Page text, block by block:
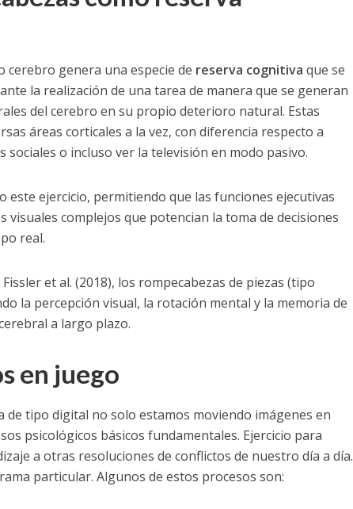
genera una especie de reserva cognitiva que se
la realización de una tarea de manera que se generan
del cerebro en su propio deterioro natural. Estas
áreas corticales a la vez, con diferencia respecto a
o incluso ver la televisión en modo pasivo.
este ejercicio, permitiendo que las funciones ejecutivas
complejos que potencian la toma de decisiones
real.
et al. (2018), los rompecabezas de piezas (tipo
la percepción visual, la rotación mental y la memoria de
a largo plazo.
en juego
tipo digital no solo estamos moviendo imágenes en
psicológicos básicos fundamentales. Ejercicio para
a otras resoluciones de conflictos de nuestro día a día.
particular. Algunos de estos procesos son: